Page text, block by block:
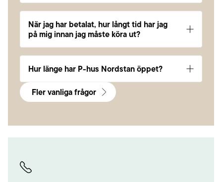
november.
När jag har betalat, hur långt tid har jag
på mig innan jag måste köra ut?
Hur länge har P-hus Nordstan öppet?
Dygnet runt!
Fler vanliga frågor